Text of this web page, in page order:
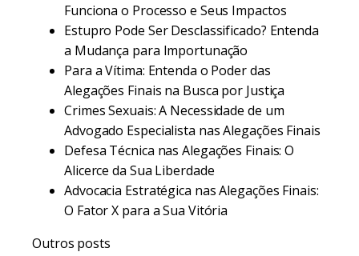
Funciona o Processo e Seus Impactos
Estupro Pode Ser Desclassificado? Entenda
a Mudança para Importunação
Para a Vítima: Entenda o Poder das
Alegações Finais na Busca por Justiça
Crimes Sexuais: A Necessidade de um
Advogado Especialista nas Alegações Finais
Defesa Técnica nas Alegações Finais: O
Alicerce da Sua Liberdade
Advocacia Estratégica nas Alegações Finais:
O Fator X para a Sua Vitória
Outros posts